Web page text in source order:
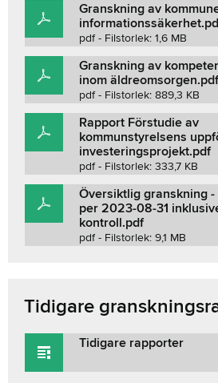
Granskning av
pdf - Filstorlek: 1,6 MB
Granskning av
inom äldreomsorgen.pdf
pdf - Filstorlek: 889,3 KB
Rapport Förstudie av
kommunstyrelsens
investeringsprojekt.pdf
pdf - Filstorlek: 333,7 KB
Översiktlig granskning
per 2023-08-31
kontroll.pdf
pdf - Filstorlek: 9,1 MB
Tidigare
Tidigare rapporter